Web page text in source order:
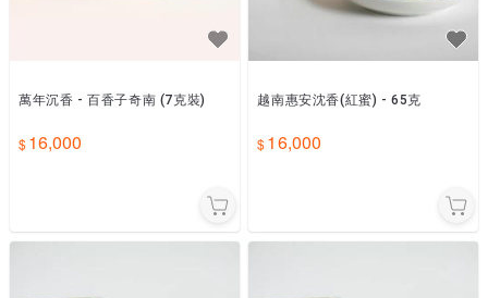
萬年沉香 - 百香子奇南 (7克裝)
16,000
越南惠安沈香(紅蜜) - 65克
16,000